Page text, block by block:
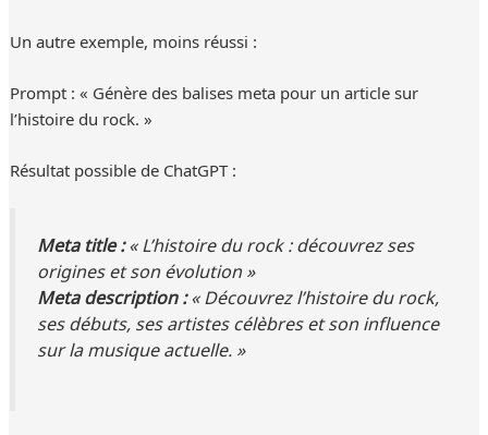
Un autre exemple, moins réussi :
Prompt : « Génère des balises meta pour un article sur
l’histoire du rock. »
Résultat possible de ChatGPT :
Meta title :« L’histoire du rock : découvrez ses
origines et son évolution »
Meta description :« Découvrez l’histoire du rock,
ses débuts, ses artistes célèbres et son influence
sur la musique actuelle. »